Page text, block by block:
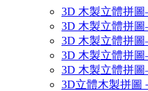
3D 木製立體拼圖
3D 木製立體拼圖
3D 木製立體拼圖
3D 木製立體拼圖
3D 木製立體拼圖
3D立體木製拼圖